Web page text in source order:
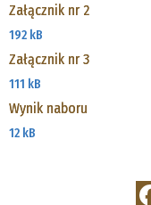
Załącznik nr 2
192 kB
Załącznik nr 3
111 kB
Wynik naboru
12 kB